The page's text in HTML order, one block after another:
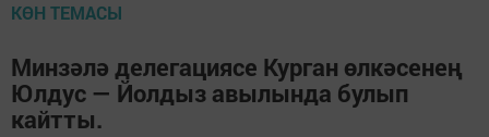
КӨН ТЕМАСЫ
Минзәлә делегациясе Курган өлкәсенең
Юлдус — Йолдыз авылында булып
кайтты.